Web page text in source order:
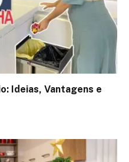
Ideias, Vantagens e